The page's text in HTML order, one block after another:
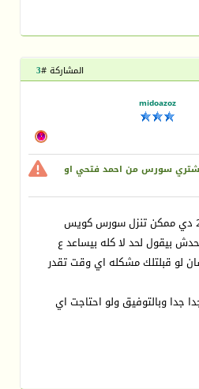
المشاركة #3
midoazoz
سورس من احمد فتحي او
بص انت يا حب طلاما ناوي 2 دي ممكن تنزل سورس كويس
بيقول لحد لا كله بيساعد ع
لو قبلتلك مشكله اي وقت تقدر
جدا وبالتوفيق ولو احتاجت اي